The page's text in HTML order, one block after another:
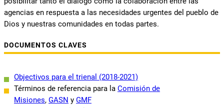
agencias en respuesta a las necesidades urgentes del pueblo de
Dios y nuestras comunidades en todas partes.
DOCUMENTOS CLAVES
Objectivos para el trienal (2018-2021)
Términos de referencia para la Comisión de
Misiones, GASN y GMF